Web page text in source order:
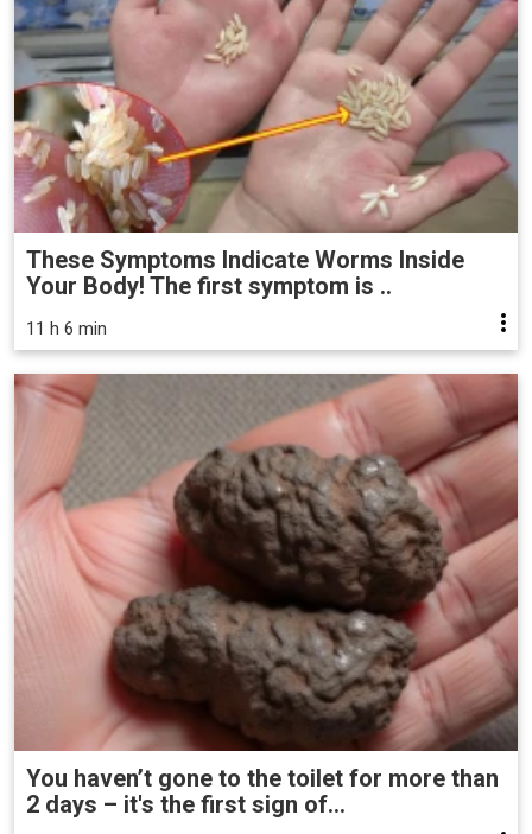
These Symptoms Indicate Worms Inside
Your Body! The first symptom is ..
11 h 6 min
You haven’t gone to the toilet for more than
2 days – it's the first sign of...